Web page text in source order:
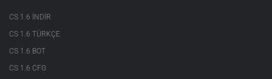
CS 1.6 INDIR
CS 1.6 TÜRKÇE
CS 1.6 BOT
CS 1.6 CFG